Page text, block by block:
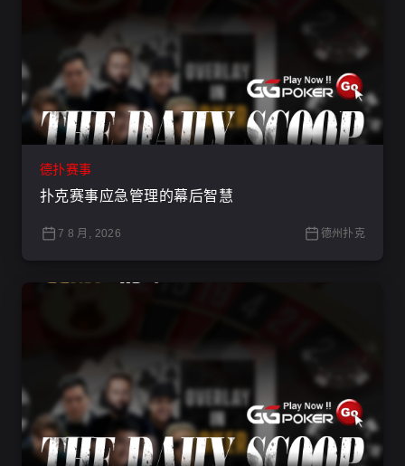
德扑赛事
扑克赛事应急管理的幕后智慧
7 8 月, 2026 德州扑克